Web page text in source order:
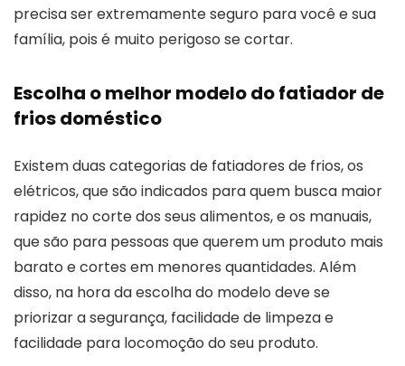
precisa ser extremamente seguro para você e sua
família, pois é muito perigoso se cortar.
Escolha o melhor modelo do fatiador de
frios doméstico
Existem duas categorias de fatiadores de frios, os
elétricos, que são indicados para quem busca maior
rapidez no corte dos seus alimentos, e os manuais,
que são para pessoas que querem um produto mais
barato e cortes em menores quantidades. Além
disso, na hora da escolha do modelo deve se
priorizar a segurança, facilidade de limpeza e
facilidade para locomoção do seu produto.